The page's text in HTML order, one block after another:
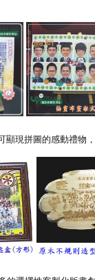
顯現拼圖的感動禮